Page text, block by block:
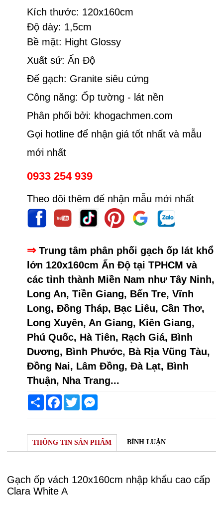
Kích thước: 120x160cm
Độ dày: 1,5cm
Bề mặt: Hight Glossy
Xuất sứ: Ấn Độ
Đế gạch: Granite siêu cứng
Công năng: Ốp tường - lát nền
Phân phối bởi: khogachmen.com
Gọi hotline để nhận giá tốt nhất và mẫu
mới nhất
0933 254 939
Theo dõi thêm để nhận mẫu mới nhất
⇒Trung tâm phân phối gạch ốp lát khổ
lớn 120x160cm Ấn Độ tại TPHCM và
các tỉnh thành Miền Nam như Tây Ninh,
Long An, Tiền Giang, Bến Tre, Vĩnh
Long, Đồng Tháp, Bạc Liêu, Cần Thơ,
Long Xuyên, An Giang, Kiên Giang,
Phú Quốc, Hà Tiên, Rạch Giá, Bình
Dương, Bình Phước, Bà Rịa Vũng Tàu,
Đồng Nai, Lâm Đồng, Đà Lạt, Bình
Thuận, Nha Trang...
Share Facebook
Twitter
THÔNG TIN SẢN PHẨM BÌNH LUẬN
Gạch ốp vách 120x160cm nhập khẩu cao cấp
Clara White A